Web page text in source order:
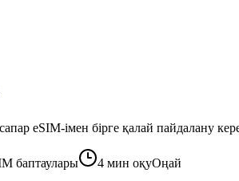
eSIM-імен бірге қалай пайдалану
баптаулары 4 мин оқуОңай